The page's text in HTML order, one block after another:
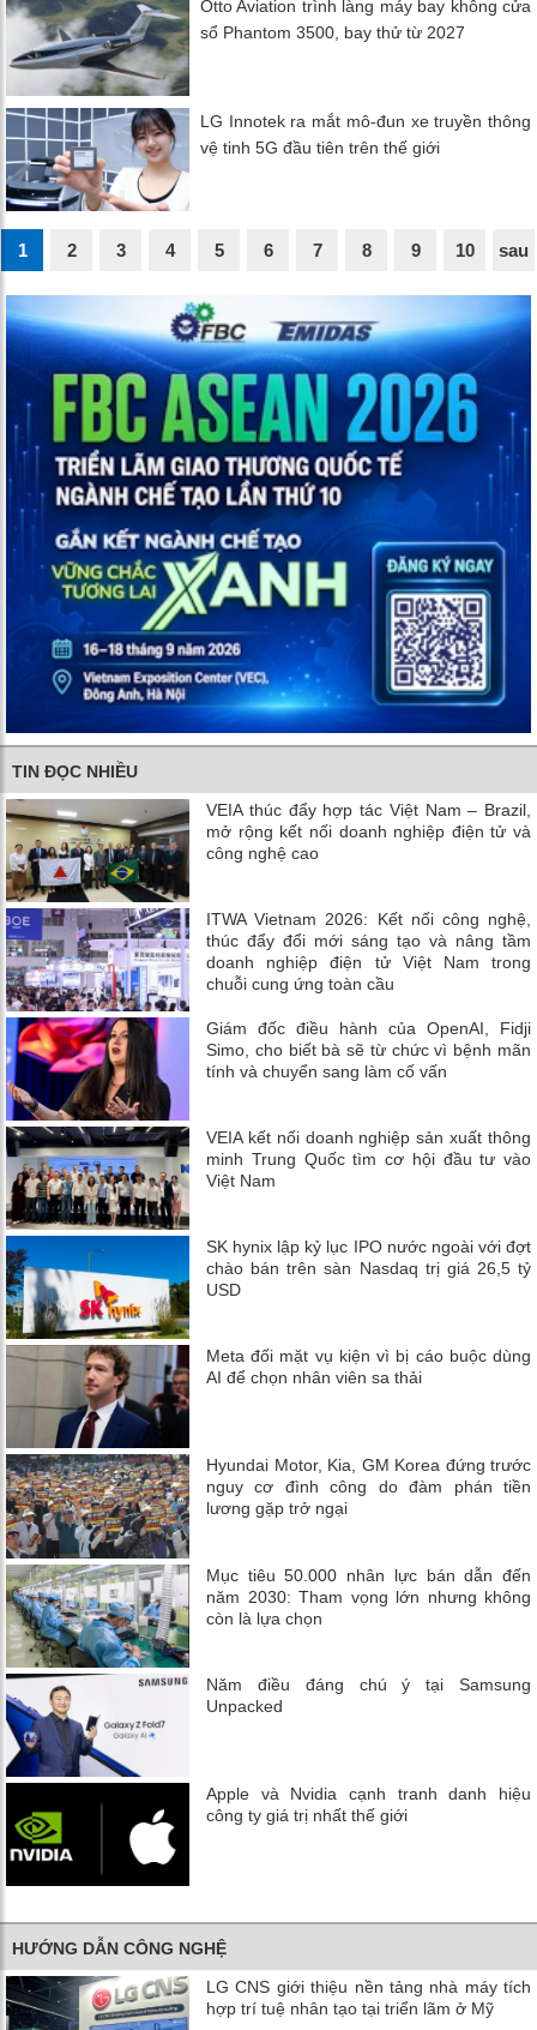
Otto Aviation trình làng máy bay không cửa
sổ Phantom 3500, bay thử từ 2027
LG Innotek ra mắt mô-đun xe truyền thông
vệ tinh 5G đầu tiên trên thế giới
1 2 3 4 5 6 7 8 9 10 sau
TIN ĐỌC NHIỀU
VEIA thúc đẩy hợp tác Việt Nam – Brazil,
mở rộng kết nối doanh nghiệp điện tử và
công nghệ cao
ITWA Vietnam 2026: Kết nối công nghệ,
thúc đẩy đổi mới sáng tạo và nâng tầm
doanh nghiệp điện tử Việt Nam trong
chuỗi cung ứng toàn cầu
Giám đốc điều hành của OpenAI, Fidji
Simo, cho biết bà sẽ từ chức vì bệnh mãn
tính và chuyển sang làm cố vấn
VEIA kết nối doanh nghiệp sản xuất thông
minh Trung Quốc tìm cơ hội đầu tư vào
Việt Nam
SK hynix lập kỷ lục IPO nước ngoài với đợt
chào bán trên sàn Nasdaq trị giá 26,5 tỷ
USD
Meta đối mặt vụ kiện vì bị cáo buộc dùng
AI để chọn nhân viên sa thải
Hyundai Motor, Kia, GM Korea đứng trước
nguy cơ đình công do đàm phán tiền
lương gặp trở ngại
Mục tiêu 50.000 nhân lực bán dẫn đến
năm 2030: Tham vọng lớn nhưng không
còn là lựa chọn
Năm điều đáng chú ý tại Samsung
Unpacked
Apple và Nvidia cạnh tranh danh hiệu
công ty giá trị nhất thế giới
HƯỚNG DẪN CÔNG NGHỆ
LG CNS giới thiệu nền tảng nhà máy tích
hợp trí tuệ nhân tạo tại triển lãm ở Mỹ